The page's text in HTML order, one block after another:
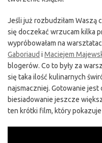
Jeśli już rozbudziłam Waszą
się doczekać wrzucam kilka
wypróbowałam na
Gaboriaud i Maciejem
blogerów. Co to były za
się taka ilość kulinarnych
najsmaczniej. Gotowanie
biesiadowanie jeszcze
ten krótki film, który